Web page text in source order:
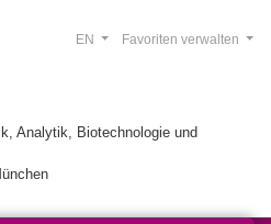
Analytik, Biotechnologie und
Favoriten verwalten
EN